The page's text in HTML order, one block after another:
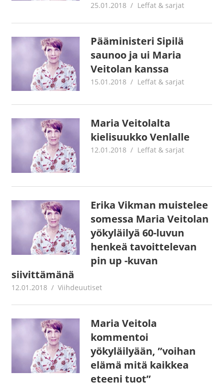
25.01.2018 Juha Kaunisto
Leffat & sarjat
Pääministeri Sipilä
saunoo ja ui Maria
Veitolan kanssa
15.01.2018 Juha Kaunisto
Leffat & sarjat
Maria Veitolalta
kielisuukko Venlalle
12.01.2018 Juha Kaunisto
Leffat & sarjat
Erika Vikman muistelee
somessa Maria Veitolan
yökyläilyä 60-luvun
henkeä tavoittelevan
pin up -kuvan
siivittämänä
12.01.2018 Juha Kaunisto
Viihdeuutiset
Maria Veitola
kommentoi
yökyläilyään, ”voihan
elämä mitä kaikkea
eteeni tuot”